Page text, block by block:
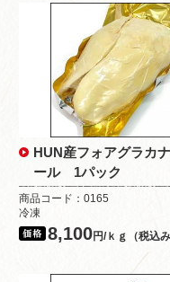
HUN産フォアグラカ
ール 1パック
商品コード：0165
冷凍
8,100円/ｋｇ（税込